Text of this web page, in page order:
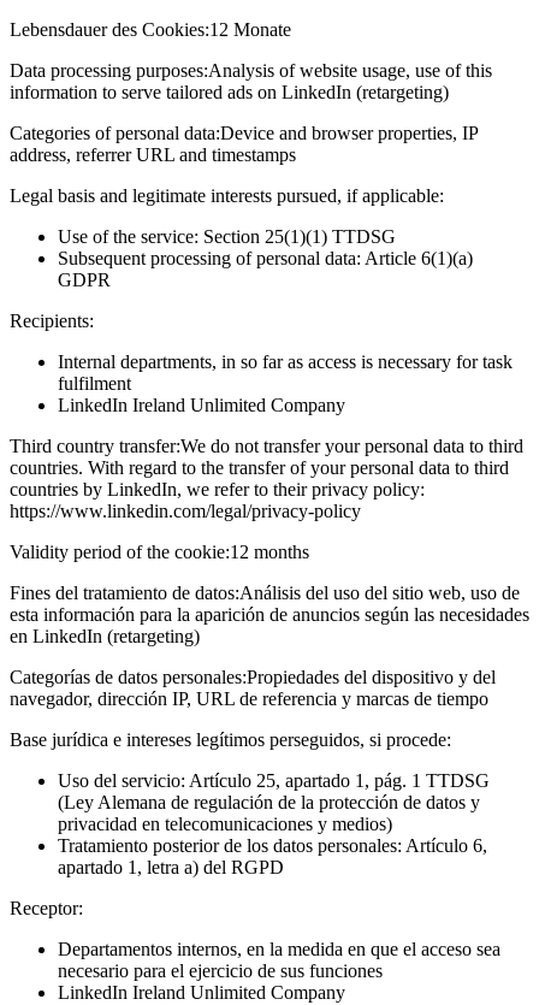
Lebensdauer des Cookies:12 Monate
Data processing purposes:Analysis of website usage, use of this
information to serve tailored ads on LinkedIn (retargeting)
Categories of personal data:Device and browser properties, IP
address, referrer URL and timestamps
Legal basis and legitimate interests pursued, if applicable:
Use of the service: Section 25(1)(1) TTDSG
Subsequent processing of personal data: Article 6(1)(a)
GDPR
Recipients:
Internal departments, in so far as access is necessary for task
fulfilment
LinkedIn Ireland Unlimited Company
Third country transfer:We do not transfer your personal data to third
countries. With regard to the transfer of your personal data to third
countries by LinkedIn, we refer to their privacy policy:
https://www.linkedin.com/legal/privacy-policy
Validity period of the cookie:12 months
Fines del tratamiento de datos:Análisis del uso del sitio web, uso de
esta información para la aparición de anuncios según las necesidades
en LinkedIn (retargeting)
Categorías de datos personales:Propiedades del dispositivo y del
navegador, dirección IP, URL de referencia y marcas de tiempo
Base jurídica e intereses legítimos perseguidos, si procede:
Uso del servicio: Artículo 25, apartado 1, pág. 1 TTDSG
(Ley Alemana de regulación de la protección de datos y
privacidad en telecomunicaciones y medios)
Tratamiento posterior de los datos personales: Artículo 6,
apartado 1, letra a) del RGPD
Receptor:
Departamentos internos, en la medida en que el acceso sea
necesario para el ejercicio de sus funciones
LinkedIn Ireland Unlimited Company